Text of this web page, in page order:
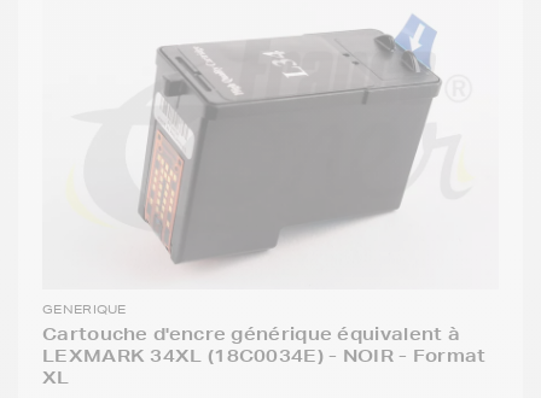
GENERIQUE
Cartouche d'encre générique équivalent à
LEXMARK 34XL (18C0034E) - NOIR - Format
XL